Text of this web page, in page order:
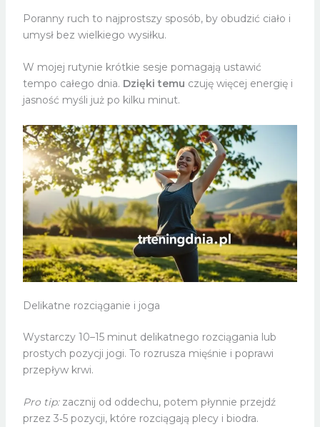
Poranny ruch to najprostszy sposób, by obudzić ciało i
umysł bez wielkiego wysiłku.
W mojej rutynie krótkie sesje pomagają ustawić
tempo całego dnia. Dzięki temu czuję więcej energię i
jasność myśli już po kilku minut.
Delikatne rozciąganie i joga
Wystarczy 10–15 minut delikatnego rozciągania lub
prostych pozycji jogi. To rozrusza mięśnie i poprawi
przepływ krwi.
Pro tip:zacznij od oddechu, potem płynnie przejdź
przez 3‑5 pozycji, które rozciągają plecy i biodra.